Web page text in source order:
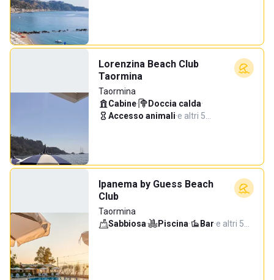
Lorenzina Beach Club
Taormina
Taormina
Cabine· Doccia calda·
Accesso animali·e altri 5…
Ipanema by Guess Beach
Club
Taormina
Sabbiosa· Piscina· Bar·e altri 5…